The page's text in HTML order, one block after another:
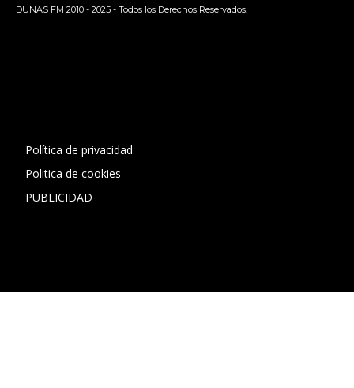
DUNAS FM 2010 - 2025 - Todos los Derechos Reservados.
Política de privacidad
Politica de cookies
PUBLICIDAD